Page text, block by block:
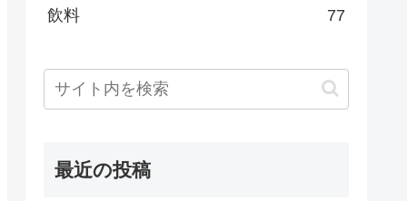
飲料 77
最近の投稿